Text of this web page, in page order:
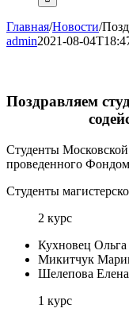
Главная/Новости/
admin2021-08-
Поздравляем
Студенты
проведенного
Студенты
2 курс
Кухновец
Микитчук
Шелепова
1 курс